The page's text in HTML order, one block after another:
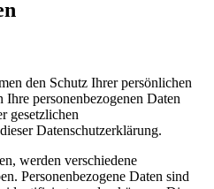
den Schutz Ihrer persönlichen
personenbezogenen Daten
gesetzlichen
Datenschutzerklärung.
werden verschiedene
Personenbezogene Daten sind